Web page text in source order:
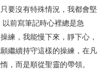
- 做人做事
治釋放
得著命定成為祝福
01 - 教會的牧養
何查聖經
要沒有特殊情況，我都會堅
前寫筆記時心裡總是急
練，我能慢下來，靜下心，
繼續持守這樣的操練，在凡
，而是順從聖靈的帶領。